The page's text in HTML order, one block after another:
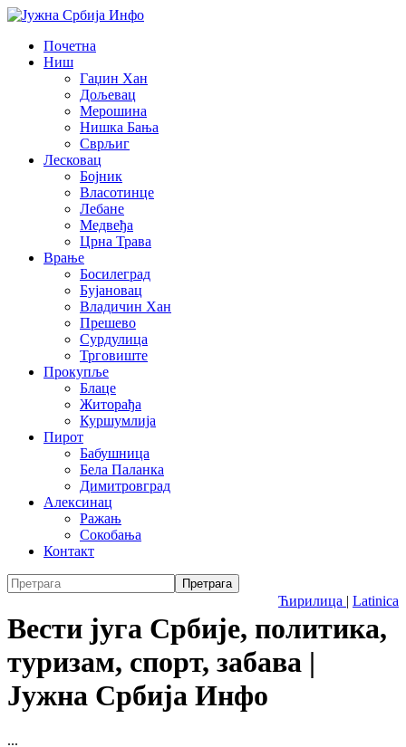
Почетна
Ниш
Гаџин Хан
Дољевац
Мерошина
Нишка Бања
Сврљиг
Лесковац
Бојник
Власотинце
Лебане
Медвеђа
Црна Трава
Врање
Босилеград
Бујановац
Владичин Хан
Прешево
Сурдулица
Трговиште
Прокупље
Блаце
Житорађа
Куршумлија
Пирот
Бабушница
Бела Паланка
Димитровград
Алексинац
Ражањ
Сокобања
Контакт
Ћирилица | Latinica
Вести југа Србије, политика,
туризам, спорт, забава |
Јужна Србија Инфо
...